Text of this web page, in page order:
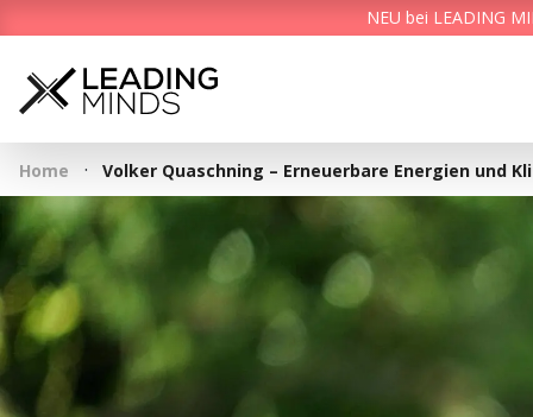
NEU bei LEADING
Home · Volker Quaschning – Erneuerbare Energien und